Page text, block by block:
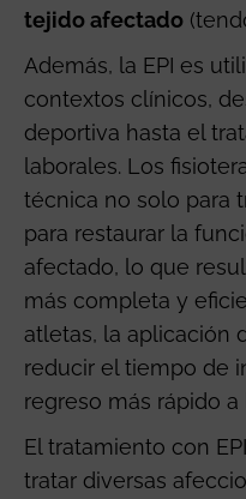
tejido afectado
Además, la EPI es
contextos clínicos,
deportiva hasta el
laborales. Los
técnica no solo para
para restaurar la
afectado, lo que
más completa y
atletas, la aplicación
reducir el tiempo de
regreso más rápido
El tratamiento con
tratar diversas